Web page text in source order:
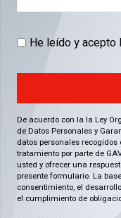
He leído y acepto
De acuerdo con la la Ley
de Datos Personales y
datos personales
tratamiento por parte de
usted y ofrecer una
presente formulario. La
consentimiento, el
el cumplimiento de